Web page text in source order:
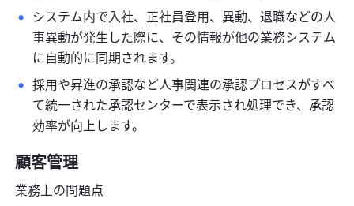
システム内で入社、正社員登用、異動、退職などの人
事異動が発生した際に、その情報が他の業務システム
に自動的に同期されます。
採用や昇進の承認など人事関連の承認プロセスがすべ
て統一された承認センターで表示され処理でき、承認
効率が向上します。
顧客管理
業務上の問題点